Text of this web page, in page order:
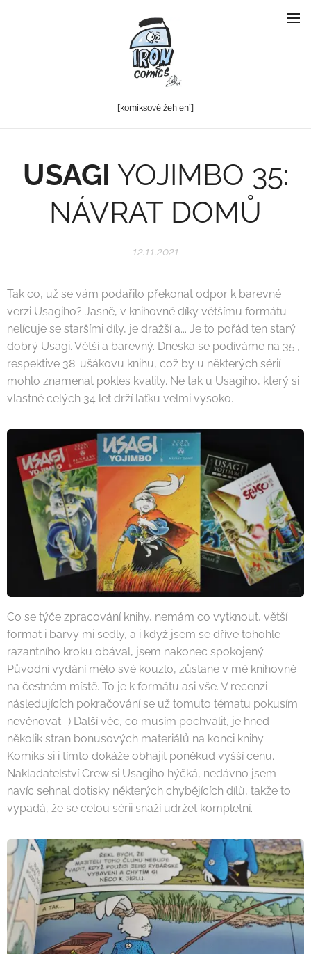
[komiksové žehlení]
USAGI YOJIMBO 35:
NÁVRAT DOMŮ
12.11.2021
Tak co, už se vám podařilo překonat odpor k barevné
verzi Usagiho? Jasně, v knihovně díky většímu formátu
nelícuje se staršími díly, je dražší a... Je to pořád ten starý
dobrý Usagi. Větší a barevný. Dneska se podíváme na 35.,
respektive 38. ušákovu knihu, což by u některých sérií
mohlo znamenat pokles kvality. Ne tak u Usagiho, který si
vlastně celých 34 let drží laťku velmi vysoko.
Co se týče zpracování knihy, nemám co vytknout, větší
formát i barvy mi sedly, a i když jsem se dříve tohohle
razantního kroku obával, jsem nakonec spokojený.
Původní vydání mělo své kouzlo, zůstane v mé knihovně
na čestném místě. To je k formátu asi vše. V recenzi
následujících pokračování se už tomuto tématu pokusím
nevěnovat. :) Další věc, co musím pochválit, je hned
několik stran bonusových materiálů na konci knihy.
Komiks si i tímto dokáže obhájit poněkud vyšší cenu.
Nakladatelství Crew si Usagiho hýčká, nedávno jsem
navíc sehnal dotisky některých chybějících dílů, takže to
vypadá, že se celou sérii snaží udržet kompletní.